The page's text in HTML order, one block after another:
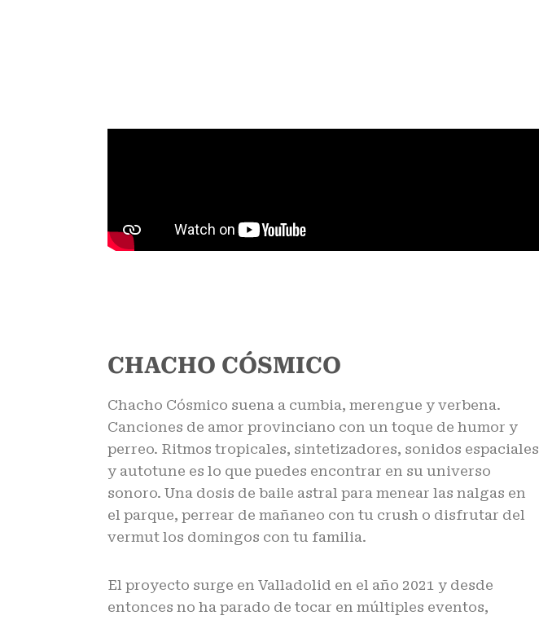
CHACHO CÓSMICO
Chacho Cósmico suena a cumbia, merengue y verbena.
Canciones de amor provinciano con un toque de humor y
perreo. Ritmos tropicales, sintetizadores, sonidos espaciales
y autotune es lo que puedes encontrar en su universo
sonoro. Una dosis de baile astral para menear las nalgas en
el parque, perrear de mañaneo con tu crush o disfrutar del
vermut los domingos con tu familia.
El proyecto surge en Valladolid en el año 2021 y desde
entonces no ha parado de tocar en múltiples eventos,